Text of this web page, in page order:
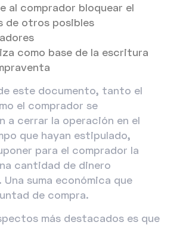
al comprador bloquear el
de otros posibles
como base de la escritura
este documento, tanto el
el comprador se
a cerrar la operación en el
que hayan estipulado,
para el comprador la
cantidad de dinero
suma económica que
de compra.
más destacados es que